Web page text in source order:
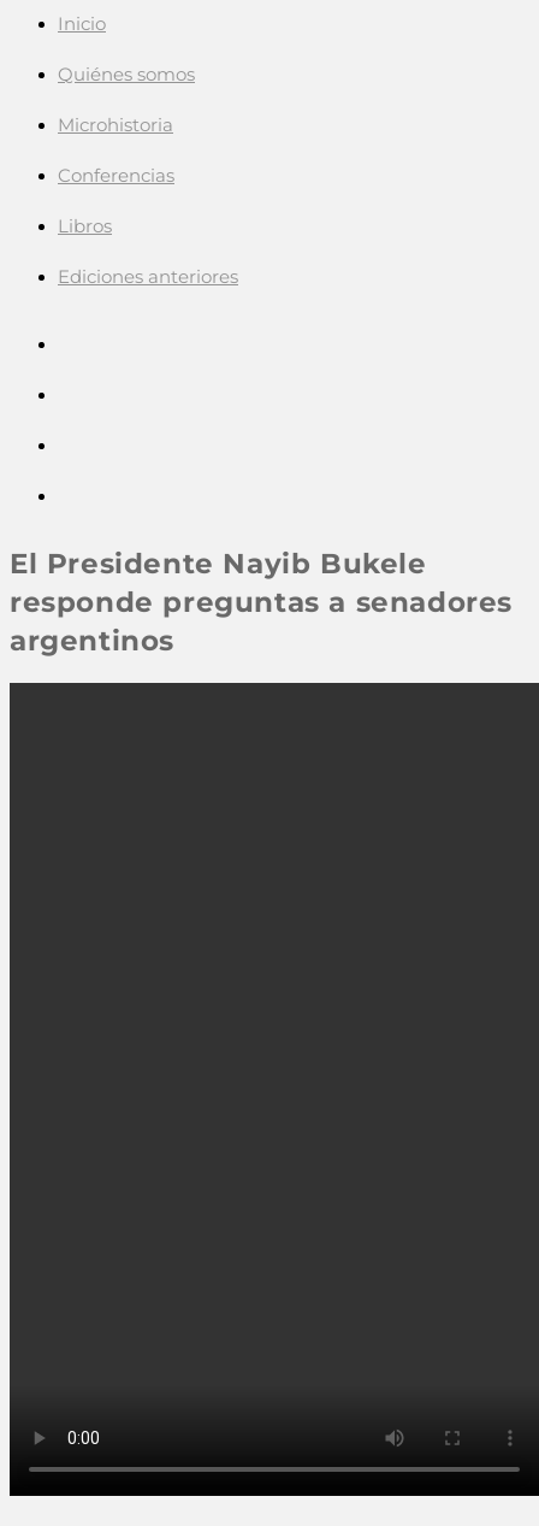
Inicio
Quiénes somos
Microhistoria
Conferencias
Libros
Ediciones anteriores
El Presidente Nayib Bukele
responde preguntas a senadores
argentinos